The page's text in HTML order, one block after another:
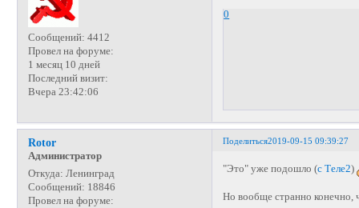
Сообщений: 4412
Провел на форуме:
1 месяц 10 дней
Последний визит:
Вчера 23:42:06
0
Поделиться2019-09-15 09:39:27
Rotor
Администратор
Откуда: Ленинград
Сообщений: 18846
Провел на форуме:
"Это" уже подошло (с Теле2)
Но вообще странно конечно,